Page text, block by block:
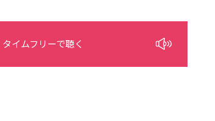
タイムフリーで聴く